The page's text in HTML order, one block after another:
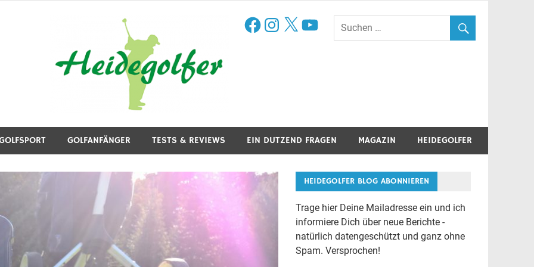
FacebookInstagram
X YouTube
GOLFANFÄNGER TESTS & REVIEWS EIN DUTZEND FRAGEN MAGAZIN HEIDEGOLFER
HEIDEGOLFER BLOG ABONNIEREN
Trage hier Deine Mailadresse ein und ich
informiere Dich über neue Berichte -
natürlich datengeschützt und ganz ohne
Spam. Versprochen!